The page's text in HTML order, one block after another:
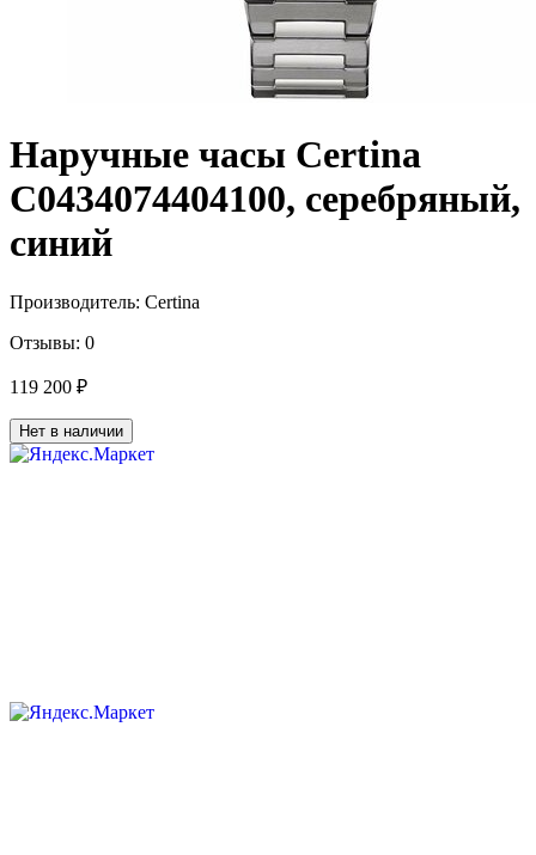
Наручные часы Certina
C0434074404100, серебряный,
синий
Производитель: Certina
Отзывы: 0
119 200 ₽
Нет в наличии